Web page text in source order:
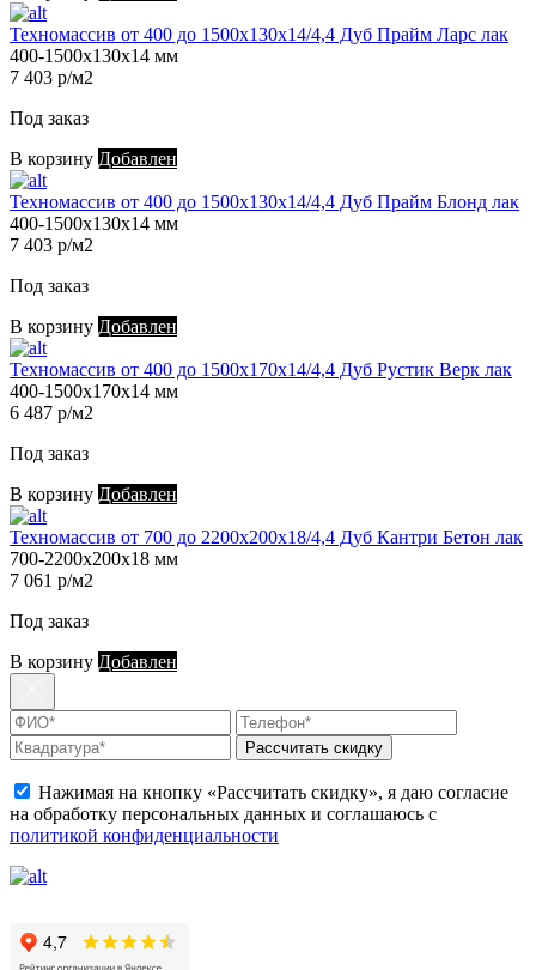
Техномассив от 400 до 1500х130х14/4,4 Дуб Прайм Ларс лак
400-1500х130х14 мм
7 403 р/м2
Под заказ
В корзину Добавлен
Техномассив от 400 до 1500х130х14/4,4 Дуб Прайм Блонд лак
400-1500х130х14 мм
7 403 р/м2
Под заказ
В корзину Добавлен
Техномассив от 400 до 1500х170х14/4,4 Дуб Рустик Верк лак
400-1500х170х14 мм
6 487 р/м2
Под заказ
В корзину Добавлен
Техномассив от 700 до 2200х200х18/4,4 Дуб Кантри Бетон лак
700-2200х200х18 мм
7 061 р/м2
Под заказ
В корзину Добавлен
Рассчитать скидку
Нажимая на кнопку «Рассчитать скидку», я даю согласие
на обработку персональных данных и соглашаюсь с
политикой конфиденциальности